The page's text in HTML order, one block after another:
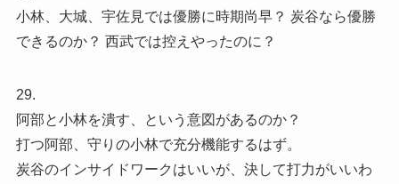
小林、大城、宇佐見では優勝に時期尚早？ 炭谷なら優勝
できるのか？ 西武では控えやったのに？
29.
阿部と小林を潰す、という意図があるのか？
打つ阿部、守りの小林で充分機能するはず。
炭谷のインサイドワークはいいが、決して打力がいいわ